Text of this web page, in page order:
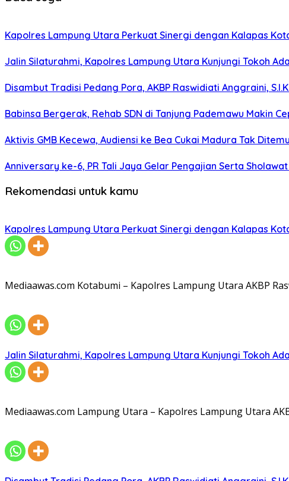
Kapolres Lampung Utara Perkuat Sinergi dengan Kalapas
Jalin Silaturahmi, Kapolres Lampung Utara Kunjungi Tokoh
Disambut Tradisi Pedang Pora, AKBP Raswidiati Anggraini,
Babinsa Bergerak, Rehab SDN di Tanjung Pademawu Makin
Aktivis GMB Kecewa, Audiensi ke Bea Cukai Madura Tak
Anniversary ke-6, PR Tali Jaya Gelar Pengajian Serta
Rekomendasi untuk kamu
Kapolres Lampung Utara Perkuat Sinergi dengan Kalapas
Mediaawas.com Kotabumi – Kapolres Lampung Utara AKBP
Jalin Silaturahmi, Kapolres Lampung Utara Kunjungi Tokoh
Mediaawas.com Lampung Utara – Kapolres Lampung Utara